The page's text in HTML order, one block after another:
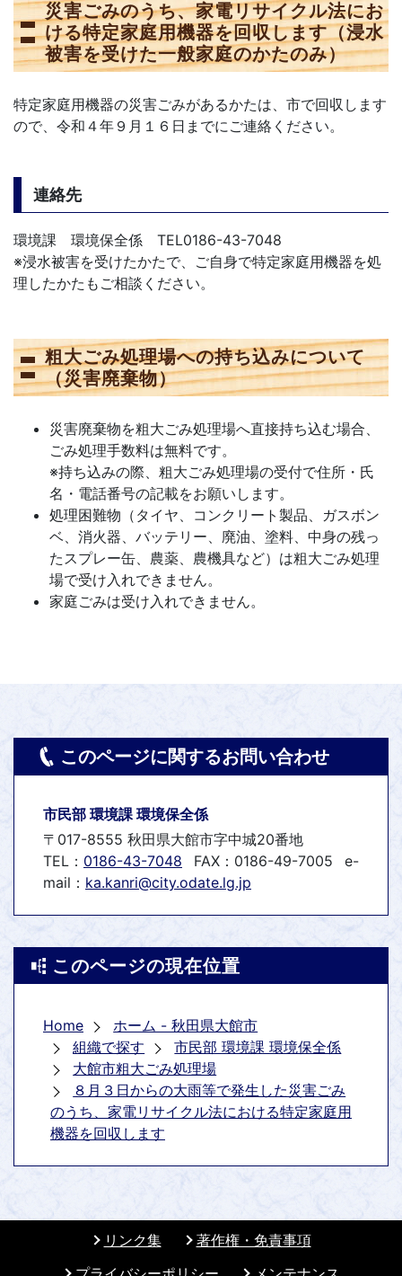
災害ごみのうち、家電リサイクル法にお
ける特定家庭用機器を回収します（浸水
被害を受けた一般家庭のかたのみ）
特定家庭用機器の災害ごみがあるかたは、市で回収します
ので、令和４年９月１６日までにご連絡ください。
連絡先
環境課 環境保全係 TEL0186-43-7048
※浸水被害を受けたかたで、ご自身で特定家庭用機器を処
理したかたもご相談ください。
粗大ごみ処理場への持ち込みについて
（災害廃棄物）
災害廃棄物を粗大ごみ処理場へ直接持ち込む場合、
ごみ処理手数料は無料です。
※持ち込みの際、粗大ごみ処理場の受付で住所・氏
名・電話番号の記載をお願いします。
処理困難物（タイヤ、コンクリート製品、ガスボン
ベ、消火器、バッテリー、廃油、塗料、中身の残っ
たスプレー缶、農薬、農機具など）は粗大ごみ処理
場で受け入れできません。
家庭ごみは受け入れできません。
このページに関するお問い合わせ
市民部 環境課 環境保全係
〒017-8555 秋田県大館市字中城20番地
TEL： 0186-43-7048 FAX：0186-49-7005
e-
mail： ka.kanri@city.odate.lg.jp
このページの現在位置
Home
ホーム - 秋田県大館市
組織で探す
市民部 環境課 環境保全係
大館市粗大ごみ処理場
８月３日からの大雨等で発生した災害ごみ
のうち、家電リサイクル法における特定家庭用
機器を回収します
リンク集
著作権・免責事項